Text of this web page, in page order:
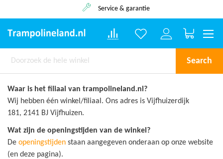
Waar is het filiaal van trampolineland.nl?
Wij hebben één winkel/filiaal. Ons adres is Vijfhuizerdijk
181, 2141 BJ Vijfhuizen.
Wat zijn de openingstijden van de winkel?
De openingstijden staan aangegeven onderaan op onze website
(en deze pagina).
Service & garantie
Search